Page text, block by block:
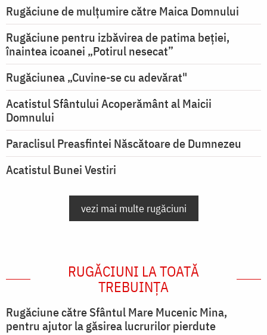
Rugăciune de mulţumire către Maica Domnului
Rugăciune pentru izbăvirea de patima beției,
înaintea icoanei „Potirul nesecat”
Rugăciunea „Cuvine-se cu adevărat"
Acatistul Sfântului Acoperământ al Maicii
Domnului
Paraclisul Preasfintei Născătoare de Dumnezeu
Acatistul Bunei Vestiri
vezi mai multe rugăciuni
RUGĂCIUNI LA TOATĂ
TREBUINȚA
Rugăciune către Sfântul Mare Mucenic Mina,
pentru ajutor la găsirea lucrurilor pierdute